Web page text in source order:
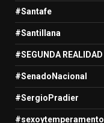
#Santafe
#Santillana
#SEGUNDA REALIDAD
#SenadoNacional
#SergioPradier
#sexoytemperamento